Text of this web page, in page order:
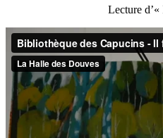
Lecture